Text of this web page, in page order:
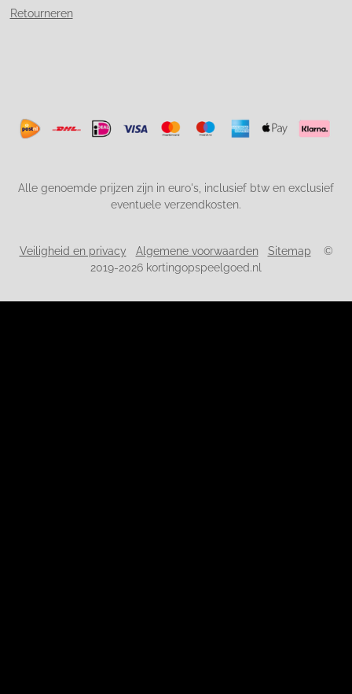
Retourneren
Alle genoemde prijzen zijn in euro's, inclusief btw en exclusief
eventuele verzendkosten.
Veiligheid en privacy Algemene voorwaarden Sitemap ©
2019-2026 kortingopspeelgoed.nl